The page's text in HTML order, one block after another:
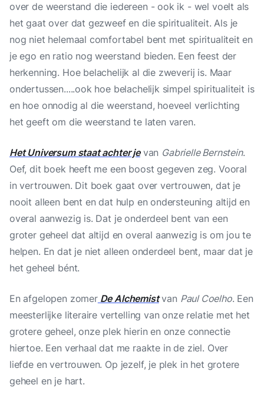
over de weerstand die iedereen - ook ik - wel voelt als
het gaat over dat gezweef en die spiritualiteit. Als je
nog niet helemaal comfortabel bent met spiritualiteit en
je ego en ratio nog weerstand bieden. Een feest der
herkenning. Hoe belachelijk al die zweverij is. Maar
ondertussen.....ook hoe belachelijk simpel spiritualiteit is
en hoe onnodig al die weerstand, hoeveel verlichting
het geeft om die weerstand te laten varen.
Het Universum staat achter jevan Gabrielle Bernstein.
Oef, dit boek heeft me een boost gegeven zeg. Vooral
in vertrouwen. Dit boek gaat over vertrouwen, dat je
nooit alleen bent en dat hulp en ondersteuning altijd en
overal aanwezig is. Dat je onderdeel bent van een
groter geheel dat altijd en overal aanwezig is om jou te
helpen. En dat je niet alleen onderdeel bent, maar dat je
het geheel bént.
En afgelopen zomerDe Alchemistvan Paul Coelho. Een
meesterlijke literaire vertelling van onze relatie met het
grotere geheel, onze plek hierin en onze connectie
hiertoe. Een verhaal dat me raakte in de ziel. Over
liefde en vertrouwen. Op jezelf, je plek in het grotere
geheel en je hart.